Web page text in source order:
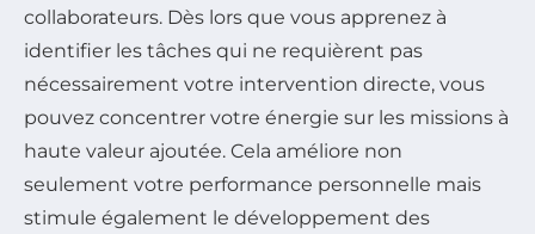
collaborateurs. Dès lors que vous apprenez à
identifier les tâches qui ne requièrent pas
nécessairement votre intervention directe, vous
pouvez concentrer votre énergie sur les missions à
haute valeur ajoutée. Cela améliore non
seulement votre performance personnelle mais
stimule également le développement des